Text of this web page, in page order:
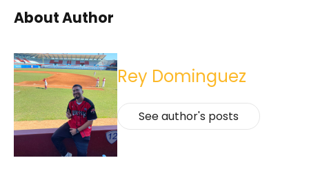
About Author
Rey Dominguez
See author's posts